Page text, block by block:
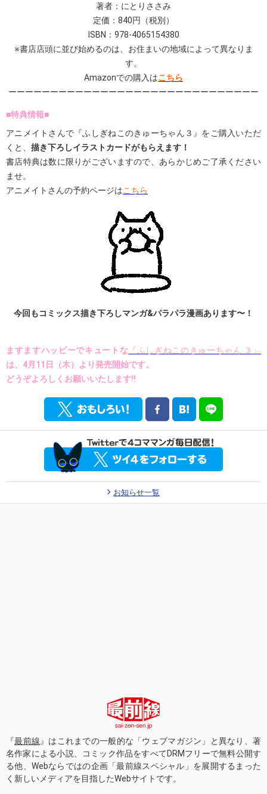
著者：にとりささみ
定価：840円（税別）
ISBN： 978-4065154380
※書店店頭に並び始めるのは、お住まいの地域によって異なりま
す。
Amazonでの購入はこちら
ーーーーーーーーーーーーーーーーーーーーーーーーーーーーーー
■特典情報■
アニメイトさんで『ふしぎねこのきゅーちゃん３』をご購入いただ
くと、 描き下ろしイラストカードがもらえます！
書店特典は数に限りがございますので、あらかじめご了承ください
ませ。
アニメイトさんの予約ページはこちら
今回もコミックス描き下ろしマンガ&パラパラ漫画あります〜！
ますますハッピーでキュートな 『ふしぎねこのきゅーちゃん ３』
は、4月11日（木）より発売開始です。
どうぞよろしくお願いいたします!!
お知らせ一覧
『最前線』はこれまでの一般的な「ウェブマガジン」と異なり、著
名作家による小説、コミック作品をすべてDRMフリーで無料公開す
る他、Webならではの企画「最前線スペシャル」を展開するまった
く新しいメディアを目指したWebサイトです。